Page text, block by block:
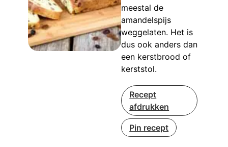
meestal de
amandelspijs
weggelaten. Het is
dus ook anders dan
een kerstbrood of
kerststol.
Recept
afdrukken
Pin recept